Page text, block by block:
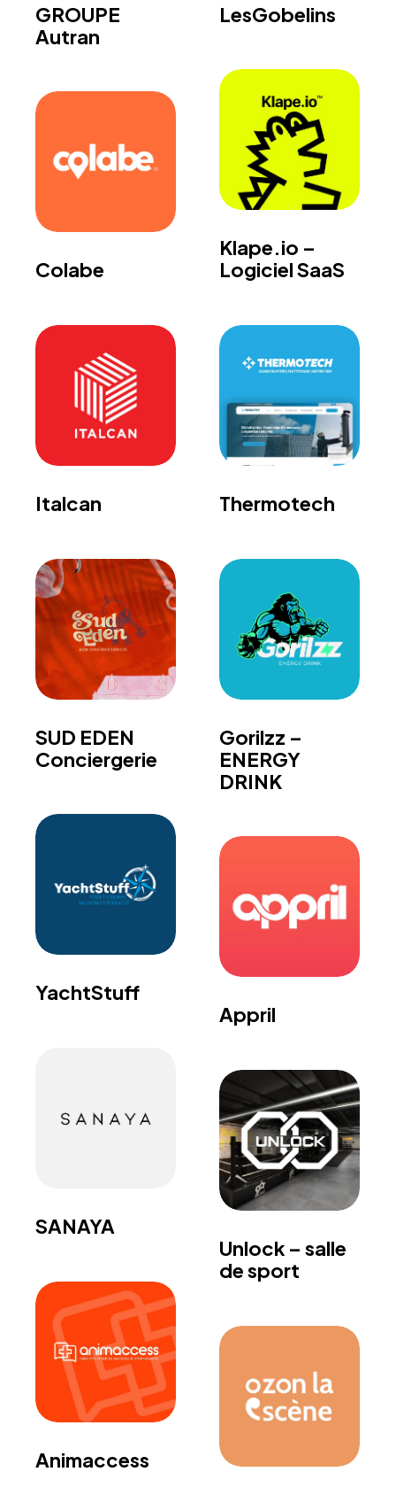
GROUPE
Autran
LesGobelins
Klape.io –
Logiciel SaaS
Colabe
Italcan Thermotech
SUD EDEN
Conciergerie
Gorilzz –
ENERGY
DRINK
YachtStuff
Appril
SANAYA
Unlock – salle
de sport
Animaccess